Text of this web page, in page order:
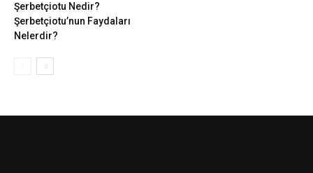
Şerbetçiotu Nedir?
Şerbetçiotu’nun Faydaları
Nelerdir?